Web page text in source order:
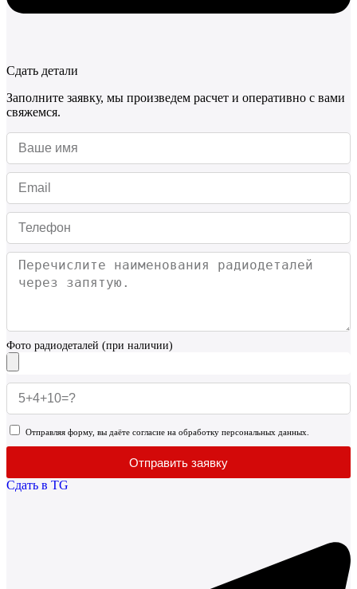
Сдать детали
Заполните заявку, мы произведем расчет и оперативно с вами
свяжемся.
Фото радиодеталей (при наличии)
Отправляя форму, вы даёте согласие на обработку персональных данных.
Отправить заявку
Сдать в TG